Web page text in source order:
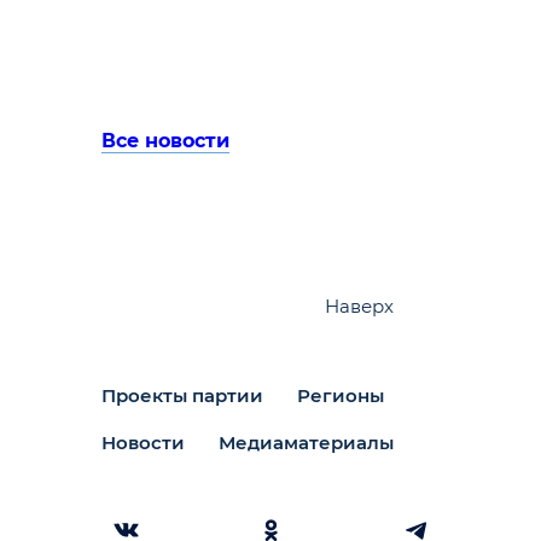
Все новости
Проекты партии Регионы
Новости Медиаматериалы
Наверх